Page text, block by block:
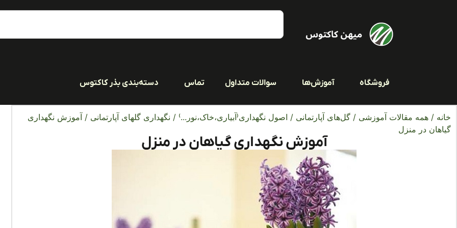
فروشگاه آموزش‌ها سوالات متداول تماس دسته‌بندی بذر کاکتوس
خانه / همه مقالات آموزشی / گل‌های آپارتمانی / اصول نگهداری(آبیاری،خاک،نور...) / نگهداری گلهای آپارتمانی / آموزش نگهداری
گیاهان در منزل
آموزش نگهداری گیاهان در منزل